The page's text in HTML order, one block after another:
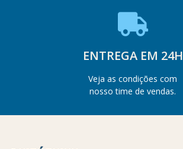
ENTREGA EM 24H
Veja as condições com
nosso time de vendas.